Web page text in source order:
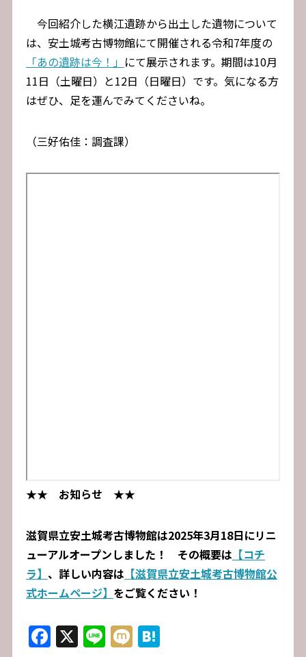
今回紹介した横江遺跡から出土した遺物について
は、安土城考古博物館にて開催される令和7年度の
「あの遺跡は今！」 にて展示されます。期間は10月
11日（土曜日）と12日（日曜日）です。気になる方
はぜひ、足を運んでみてくださいね。
（三好佑佳：調査課）
★★ お知らせ ★★
滋賀県立安土城考古博物館は2025年3月18日にリニ
ューアルオープンしました！ その概要は 【コチ
ラ】 、詳しい内容は 【滋賀県立安土城考古博物館公
式ホームページ】 をご覧ください！
Facebook
X Line
MixiHatena